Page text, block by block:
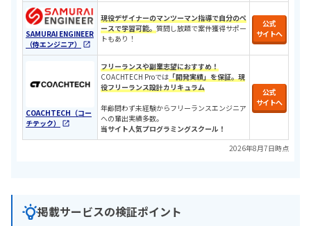
SAMURAI ENGINEER
（侍エンジニア）
現役デザイナーのマンツーマン指導で自分のペ
ースで学習可能。質問し放題で案件獲得サポー
トもあり！
公式
サイトへ
COACHTECH（コー
チテック）
フリーランスや副業志望におすすめ！
COACHTECH Proでは 「開発実績」を保証。現
役フリーランス設計カリキュラム
年齢問わず未経験からフリーランスエンジニア
への輩出実績多数。
当サイト人気プログラミングスクール！
公式
サイトへ
2026年8月7日時点
掲載サービスの検証ポイント